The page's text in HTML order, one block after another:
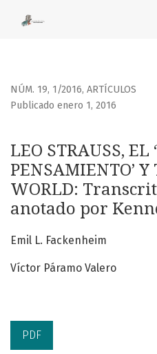
LEO STRAUSS, EL ‘NUEVO
NÚM. 19, 1/2016, ARTÍCULOS
LEO STRAUSS, EL
PENSAMIENTO’
WORLD:
anotado por
Publicado enero 1, 2016
Emil L. Fackenheim
Víctor Páramo Valero
PDF